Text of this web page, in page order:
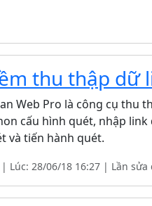
thu thập dữ
Web Pro là công cụ thu
cấu hình quét, nhập
và tiến hành quét.
Lúc: 28/06/18 16:27 | Lần sửa